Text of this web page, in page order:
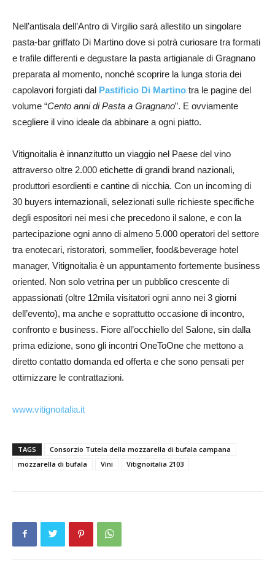
Nell’antisala dell’Antro di Virgilio sarà allestito un singolare
pasta-bar griffato Di Martino dove si potrà curiosare tra formati
e trafile differenti e degustare la pasta artigianale di Gragnano
preparata al momento, nonché scoprire la lunga storia dei
capolavori forgiati dal Pastificio Di Martino tra le pagine del
volume “Cento anni di Pasta a Gragnano”. E ovviamente
scegliere il vino ideale da abbinare a ogni piatto.
Vitignoitalia è innanzitutto un viaggio nel Paese del vino
attraverso oltre 2.000 etichette di grandi brand nazionali,
produttori esordienti e cantine di nicchia. Con un incoming di
30 buyers internazionali, selezionati sulle richieste specifiche
degli espositori nei mesi che precedono il salone, e con la
partecipazione ogni anno di almeno 5.000 operatori del settore
tra enotecari, ristoratori, sommelier, food&beverage hotel
manager, Vitignoitalia è un appuntamento fortemente business
oriented. Non solo vetrina per un pubblico crescente di
appassionati (oltre 12mila visitatori ogni anno nei 3 giorni
dell’evento), ma anche e soprattutto occasione di incontro,
confronto e business. Fiore all’occhiello del Salone, sin dalla
prima edizione, sono gli incontri OneToOne che mettono a
diretto contatto domanda ed offerta e che sono pensati per
ottimizzare le contrattazioni.
www.vitignoitalia.it
TAGS
Consorzio Tutela della mozzarella di bufala campana
mozzarella di bufala
Vini Vitignoitalia 2103